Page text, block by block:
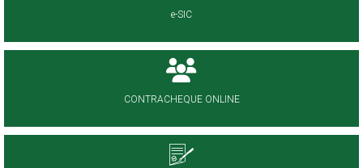
e-SIC
CONTRACHEQUE ONLINE